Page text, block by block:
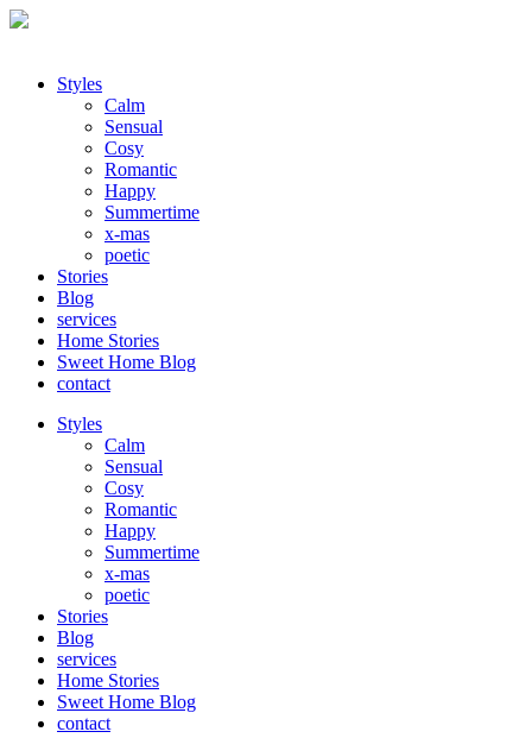
Styles
Calm
Sensual
Cosy
Romantic
Happy
Summertime
x-mas
poetic
Stories
Blog
services
Home Stories
Sweet Home Blog
contact
Styles
Calm
Sensual
Cosy
Romantic
Happy
Summertime
x-mas
poetic
Stories
Blog
services
Home Stories
Sweet Home Blog
contact